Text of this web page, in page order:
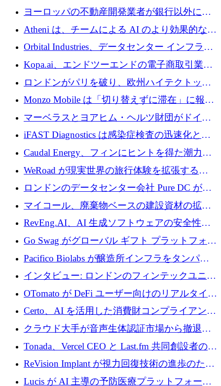
ガバナンスをもたらすために 3,000 万ドルを
ヨーロッパの不動産開発業者が銀行以外にも
目を向けているため、InRentoの資金調達額は
1億ユーロを突破
Atheni は、チームによる AI のより効果的な使
用を支援するために 35 万ポンドを確保
Orbital Industries、データセンター インフラス
トラクチャ システムの拡張に 5,000 万ドルを
確保
Kopa.ai、エンドツーエンドの電子商取引業務
用の AI エージェントを構築するために 200
万ユーロを調達
ロンドンがパリを破り、欧州ハイテクトップ
の座を奪還
Monzo Mobile は「切り替えずに滞在」に報酬
を与える
マーベラスとヨアヒム・ヘルツ財団がドイツ
の商業化ギャップを埋めるために2,000万ユー
ロのディープテック基金を立ち上げる
iFAST Diagnostics は感染症検査の迅速化と抗
菌薬耐性への取り組みに 500 万ポンドを寄付
Caudal Energy、フィンにヒントを得た潮力発
電技術の規模拡大に向けて 430 万ポンドを調
WeRoad が現実世界の旅行体験を拡張するた
めに 5,800 万ドルを獲得
ロンドンのデータセンター会社 Pure DC が欧
州と中東の拡張に 27 億ドルを確保
マイコール、廃棄物ベースの建設資材の拡大
に400万ポンドを投資
RevEng.AI、AI 生成ソフトウェアの安全性を
確保するために 1,500 万ドルを調達
Go Swag がグローバル ギフト プラットフォー
ムを拡大するために 500 万ドルを調達
Pacifico Biolabs が醸造所インフラをタンパク
質生産に転換するために 700 万ユーロを調達
インタビュー: ロンドンのフィンテックユニコ
ーン Tide の CEO、オリバー・プリル氏
OTomato が DeFi ユーザー向けのリアルタイム
インテリジェンス レイヤーを構築するために
Improbable から 200 万ドルを調達
Certo、AI を活用した消費財コンプライアンス
プラットフォームのために 400 万ドルを調達
クラウド大手が音声生体認証市場から撤退す
るなか、Voxmindが54万6,000ポンドのプレシ
ード資金を調達
Tonada、Vercel CEO と Last.fm 共同創設者の支
援を受けてステルス撤退
ReVision Implant が視力回復技術の進歩のため
に 400 万ユーロを確保
Lucis が AI 主導の予防医療プラットフォーム